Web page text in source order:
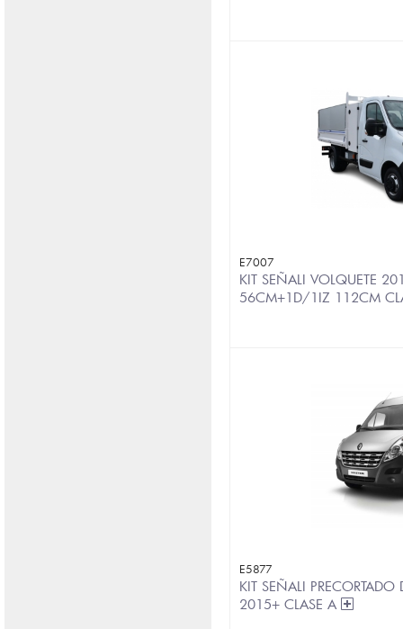
E7007
KIT SEÑALI VOLQUETE
56CM+1D/1IZ 112CM
E5877
KIT SEÑALI PRECORTADO
2015+ CLASE A